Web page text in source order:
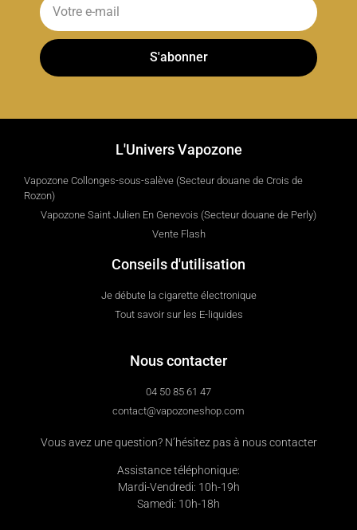
S'abonner
L'Univers Vapozone
Vapozone Collonges-sous-salève (Secteur douane de Crois de
Rozon)
Vapozone Saint Julien En Genevois (Secteur douane de Perly)
Vente Flash
Conseils d'utilisation
Je débute la cigarette électronique
Tout savoir sur les E-liquides
Nous contacter
04 50 85 61 47
contact@vapozoneshop.com
Vous avez une question? N’hésitez pas à nous contacter
Assistance téléphonique:
Mardi-Vendredi: 10h-19h
Samedi: 10h-18h